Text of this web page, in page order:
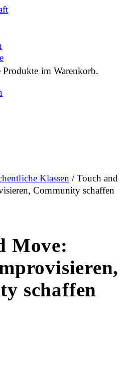
Produkte im Warenkorb.
Klassen/ Touch and
Community schaffen
Move:
schaffen